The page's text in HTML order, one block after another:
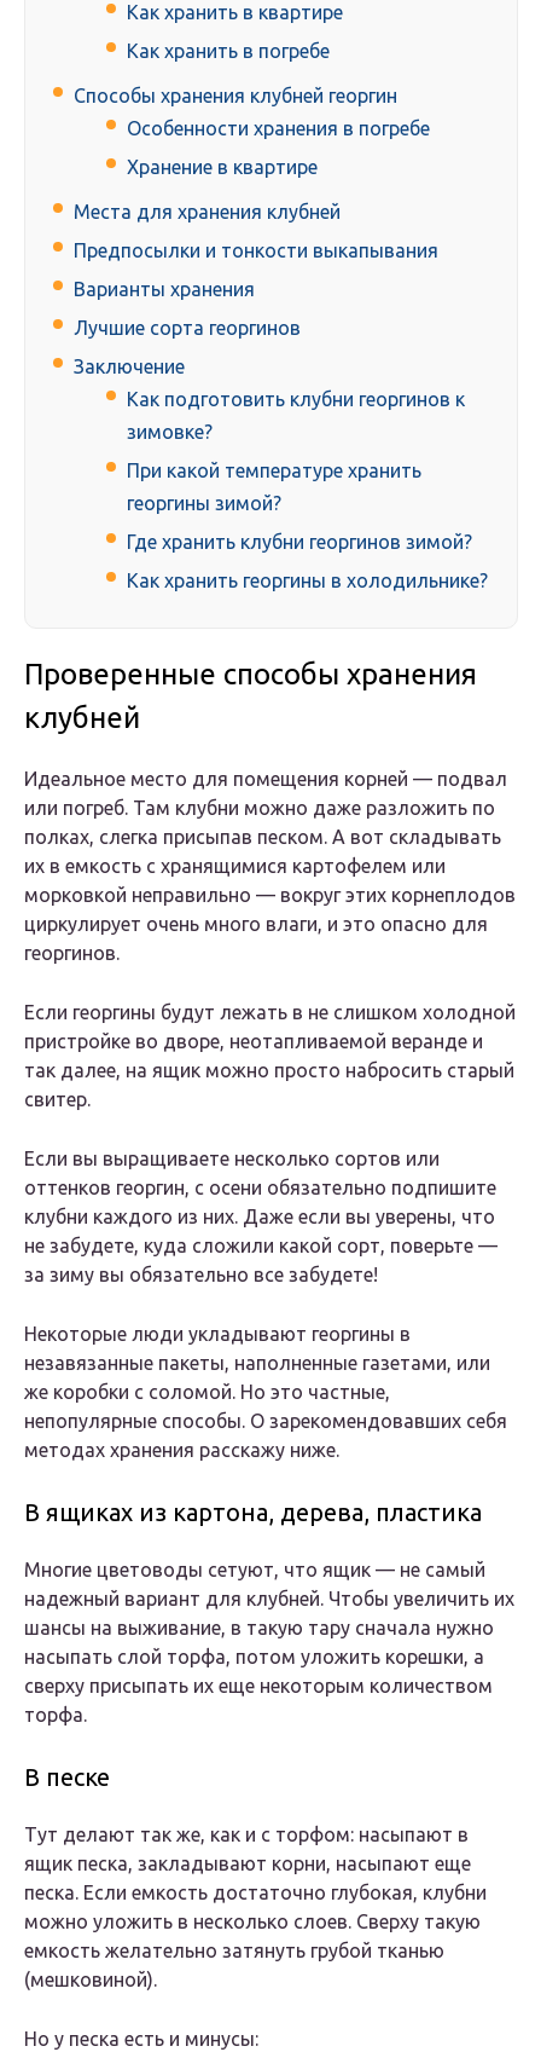
Как хранить в квартире
Как хранить в погребе
Способы хранения клубней георгин
Особенности хранения в погребе
Хранение в квартире
Места для хранения клубней
Предпосылки и тонкости выкапывания
Варианты хранения
Лучшие сорта георгинов
Заключение
Как подготовить клубни георгинов к
зимовке?
При какой температуре хранить
георгины зимой?
Где хранить клубни георгинов зимой?
Как хранить георгины в холодильнике?
Проверенные способы хранения
клубней
Идеальное место для помещения корней — подвал
или погреб. Там клубни можно даже разложить по
полках, слегка присыпав песком. А вот складывать
их в емкость с хранящимися картофелем или
морковкой неправильно — вокруг этих корнеплодов
циркулирует очень много влаги, и это опасно для
георгинов.
Если георгины будут лежать в не слишком холодной
пристройке во дворе, неотапливаемой веранде и
так далее, на ящик можно просто набросить старый
свитер.
Если вы выращиваете несколько сортов или
оттенков георгин, с осени обязательно подпишите
клубни каждого из них. Даже если вы уверены, что
не забудете, куда сложили какой сорт, поверьте —
за зиму вы обязательно все забудете!
Некоторые люди укладывают георгины в
незавязанные пакеты, наполненные газетами, или
же коробки с соломой. Но это частные,
непопулярные способы. О зарекомендовавших себя
методах хранения расскажу ниже.
В ящиках из картона, дерева, пластика
Многие цветоводы сетуют, что ящик — не самый
надежный вариант для клубней. Чтобы увеличить их
шансы на выживание, в такую тару сначала нужно
насыпать слой торфа, потом уложить корешки, а
сверху присыпать их еще некоторым количеством
торфа.
В песке
Тут делают так же, как и с торфом: насыпают в
ящик песка, закладывают корни, насыпают еще
песка. Если емкость достаточно глубокая, клубни
можно уложить в несколько слоев. Сверху такую
емкость желательно затянуть грубой тканью
(мешковиной).
Но у песка есть и минусы: